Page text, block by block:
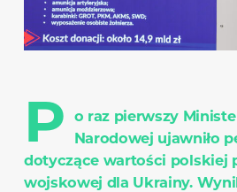
P o raz pierwszy
Narodowej ujawniło
dotyczące wartości polskiej
wojskowej dla Ukrainy.